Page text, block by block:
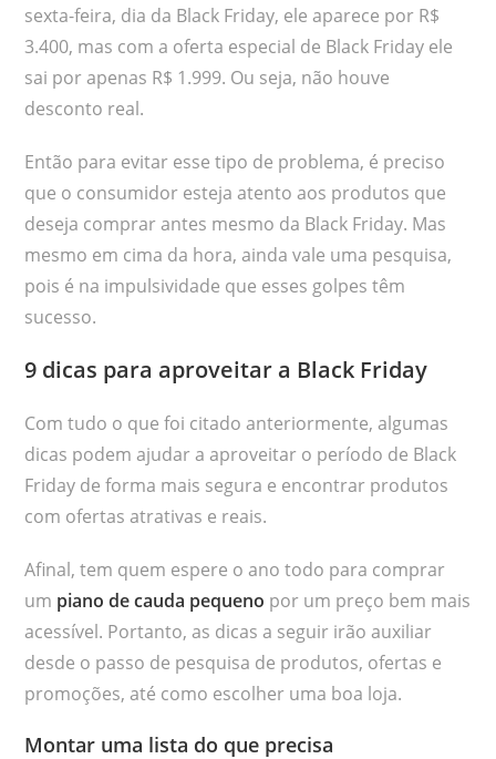
sexta-feira, dia da Black Friday, ele aparece por R$
3.400, mas com a oferta especial de Black Friday ele
sai por apenas R$ 1.999. Ou seja, não houve
desconto real.
Então para evitar esse tipo de problema, é preciso
que o consumidor esteja atento aos produtos que
deseja comprar antes mesmo da Black Friday. Mas
mesmo em cima da hora, ainda vale uma pesquisa,
pois é na impulsividade que esses golpes têm
sucesso.
9 dicas para aproveitar a Black Friday
Com tudo o que foi citado anteriormente, algumas
dicas podem ajudar a aproveitar o período de Black
Friday de forma mais segura e encontrar produtos
com ofertas atrativas e reais.
Afinal, tem quem espere o ano todo para comprar
um piano de cauda pequeno por um preço bem mais
acessível. Portanto, as dicas a seguir irão auxiliar
desde o passo de pesquisa de produtos, ofertas e
promoções, até como escolher uma boa loja.
Montar uma lista do que precisa